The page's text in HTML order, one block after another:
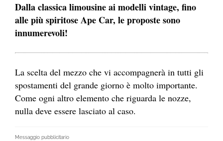
Dalla classica limousine ai modelli vintage, fino
alle più spiritose Ape Car, le proposte sono
innumerevoli!
La scelta del mezzo che vi accompagnerà in tutti gli
spostamenti del grande giorno è molto importante.
Come ogni altro elemento che riguarda le nozze,
nulla deve essere lasciato al caso.
Messaggio pubblicitario